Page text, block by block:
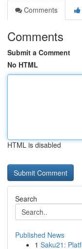
Comments
Comments
Submit a Comment
No HTML
HTML is disabled
Search
Published News
1 Saku21: